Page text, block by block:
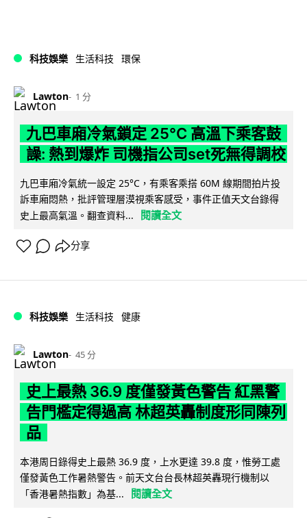
科技娛樂 生活科技 環保
Lawton 1 分
九巴車廂冷氣鎖定 25°C 高溫下乘客鼓
譟: 熱到爆炸 司機指公司set死無得調校
九巴車廂冷氣統一設定 25°C，有乘客乘搭 60M 線期間拍片投
訴車廂悶熱，批評管理層漠視乘客感受，事件正值天文台錄得
史上最高氣溫。翻查資料...
閱讀全文
分享
科技娛樂 生活科技 健康
Lawton 45 分
史上最熱 36.9 度僅發黃色警告 紅黑警
告門檻定得過高 林超英轟制度形同陳列
品
本港周日錄得史上最熱 36.9 度，上水更達 39.8 度，惟勞工處
僅發黃色工作暑熱警告。前天文台台長林超英轟現行機制以
「香港暑熱指數」為基...
閱讀全文